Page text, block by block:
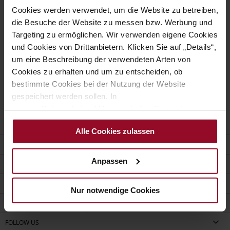
Cookies werden verwendet, um die Website zu betreiben,
die Besuche der Website zu messen bzw. Werbung und
Targeting zu ermöglichen. Wir verwenden eigene Cookies
und Cookies von Drittanbietern. Klicken Sie auf „Details“,
um eine Beschreibung der verwendeten Arten von
Cookies zu erhalten und um zu entscheiden, ob
bestimmte Cookies bei der Nutzung der Website
gespeichert werden sollen. In
Informationen.
Alle Cookies zulassen
Anpassen
Nur notwendige Cookies
Sollten Sie die Antwort auf Ihre Frage nicht gefunden
haben, steht Ihnen unser Kundenservice gerne zur
Verfügung.
Kontaktformular
KUNDENSERVICE
SHOP FINDEN
FOLLOW US